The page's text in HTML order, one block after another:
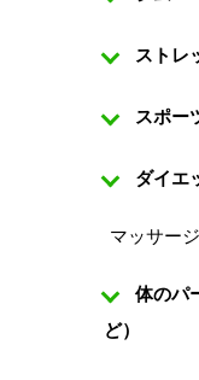
ストレ
スポー
ダイエ
マッサージ
体のパ
ど）